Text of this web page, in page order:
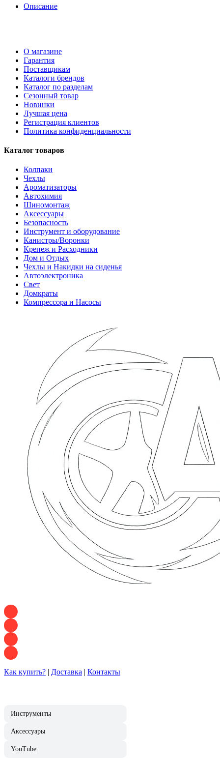
Описание
О магазине
Гарантия
Поставщикам
Каталоги брендов
Каталог по разделам
Сезонный товар
Новинки
Лучшая цена
Регистрация клиентов
Политика конфиденциальности
Каталог товаров
Колпаки
Чехлы
Ароматизаторы
Автохимия
Шиномонтаж
Аксессуары
Безопасность
Инструмент и оборудование
Канистры/Воронки
Крепеж и Расходники
Дом и Отдых
Чехлы и Накидки на сиденья
Автоэлектроника
Свет
Домкраты
Компрессора и Насосы
Как купить? | Доставка | Контакты
Инструменты
Аксессуары
YouTube